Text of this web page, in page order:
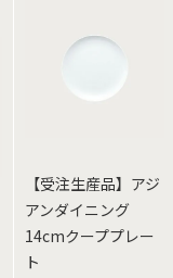
【受注生産品】アジ
アンダイニング
14cmクーププレー
ト